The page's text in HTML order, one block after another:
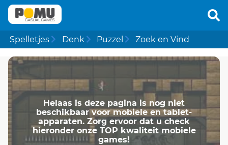
Spelletjes Denk Puzzel Zoek en Vind
Helaas is deze pagina is nog niet
beschikbaar voor mobiele en tablet-
apparaten. Zorg ervoor dat u check
hieronder onze TOP kwaliteit mobiele
games!